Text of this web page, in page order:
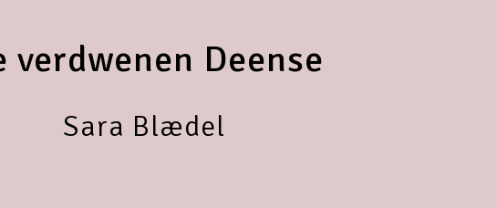
verdwenen Deense
Sara Blædel